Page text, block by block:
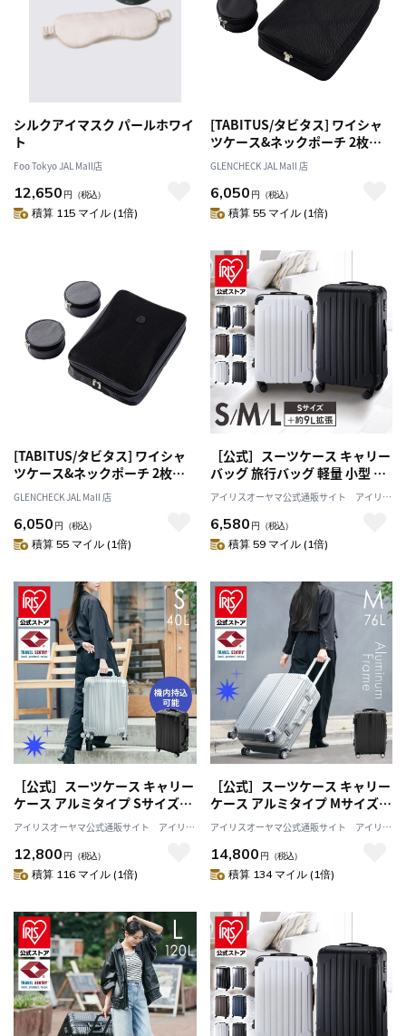
シルクアイマスク パールホワイ
ト
Foo Tokyo JAL Mall店
12,650 円 （税込）
積算 115 マイル (1倍)
[TABITUS/タビタス] ワイシャ
ツケース&ネックポーチ 2枚用
ブラック[オススメ対象]
GLENCHECK JAL Mall 店
6,050 円 （税込）
積算 55 マイル (1倍)
[TABITUS/タビタス] ワイシャ
ツケース&ネックポーチ 2枚用
グレー[オススメ対象]
GLENCHECK JAL Mall 店
6,050 円 （税込）
積算 55 マイル (1倍)
［公式］スーツケース キャリー
バッグ 旅行バッグ 軽量 小型 旅
行 海外旅行 旅行用品 ダブルキ
ャスター TSAロック KD-SCK S
サイズ 40L ブラック ツヤ アイ
リスオーヤマ
アイリスオーヤマ公式通販サイト アイリス
6,580 円 （税込）
積算 59 マイル (1倍)
［公式］スーツケース キャリー
ケース アルミタイプ Sサイズ
40L シルバー APL-S-BK アイリ
スオーヤマ
アイリスオーヤマ公式通販サイト アイリス
12,800 円 （税込）
積算 116 マイル (1倍)
［公式］スーツケース キャリー
ケース アルミタイプ Mサイズ
79L シルバー HY15054 アイリ
スオーヤマ
アイリスオーヤマ公式通販サイト アイリス
14,800 円 （税込）
積算 134 マイル (1倍)